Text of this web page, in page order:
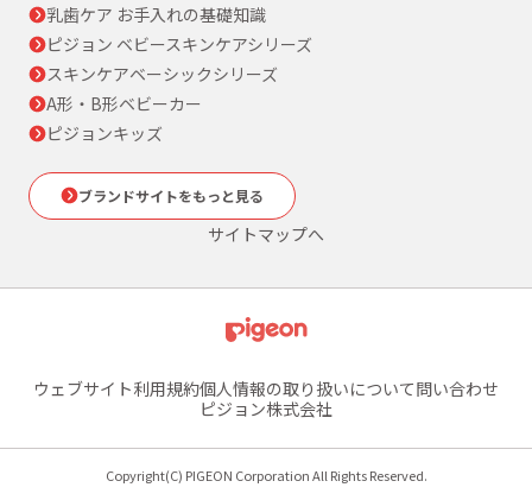
乳歯ケア お手入れの基礎知識
ピジョン ベビースキンケアシリーズ
スキンケアベーシックシリーズ
A形・B形ベビーカー
ピジョンキッズ
ブランドサイトをもっと見る
サイトマップへ
ウェブサイト利用規約個人情報の取り扱いについて問い合わせ
ピジョン株式会社
Copyright(C) PIGEON Corporation All Rights Reserved.